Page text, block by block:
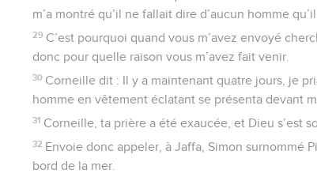
m’a montré qu’il ne fallait dire d’aucun homme
29 C’est pourquoi quand vous m’avez envoyé
donc pour quelle raison vous m’avez fait venir.
30 Corneille dit : Il y a maintenant quatre jours, je
homme en vêtement éclatant se présenta devant
31 Corneille, ta prière a été exaucée, et Dieu s’est
32 Envoie donc appeler, à Jaffa, Simon surnommé
bord de la mer.